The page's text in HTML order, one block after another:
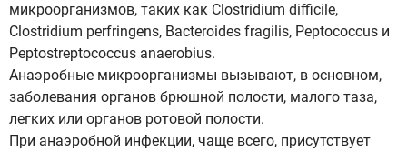
микроорганизмов, таких как Clostridium difficile,
Clostridium perfringens, Bacteroides fragilis, Peptococcus и
Peptostreptococcus anaerobius.
Анаэробные микроорганизмы вызывают, в основном,
заболевания органов брюшной полости, малого таза,
легких или органов ротовой полости.
При анаэробной инфекции, чаще всего, присутствует